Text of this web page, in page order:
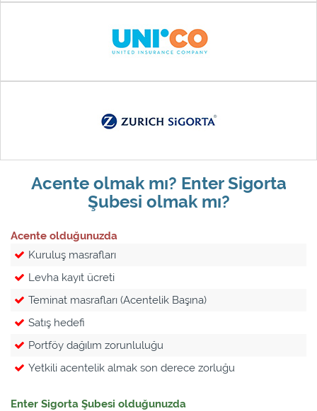
Acente olmak mı? Enter Sigorta
Şubesi olmak mı?
Acente olduğunuzda
Kuruluş masrafları
Levha kayıt ücreti
Teminat masrafları (Acentelik Başına)
Satış hedefi
Portföy dağılım zorunluluğu
Yetkili acentelik almak son derece zorluğu
Enter Sigorta Şubesi olduğunuzda